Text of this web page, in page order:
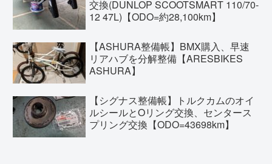
交換(DUNLOP SCOOTSMART 110/70-
12 47L)【ODO=約28,100km】
【ASHURA整備帳】BMX購入、早速
リアハブを分解整備【ARESBIKES
ASHURA】
【シグナス整備帳】トルクカムのオイ
ルシールとOリング交換、センタース
プリング交換【ODO=43698km】